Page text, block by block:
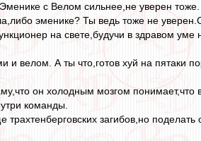
с Велом сильнее,не уверен
эменике? Ты ведь тоже не
на свете,будучи в здравом
и велом. А ты что,готов хуй на
он холодным мозгом
команды.
загибов,но